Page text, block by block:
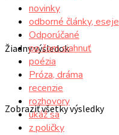
Žiadny výsledok
Zobraziť všetky výsledky
novinky
odborné články, eseje
Odporúčané
po čom siahnuť
poézia
Próza, dráma
recenzie
rozhovory
ukáž sa
z poličky